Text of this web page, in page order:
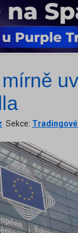
Sekce: Tradingové